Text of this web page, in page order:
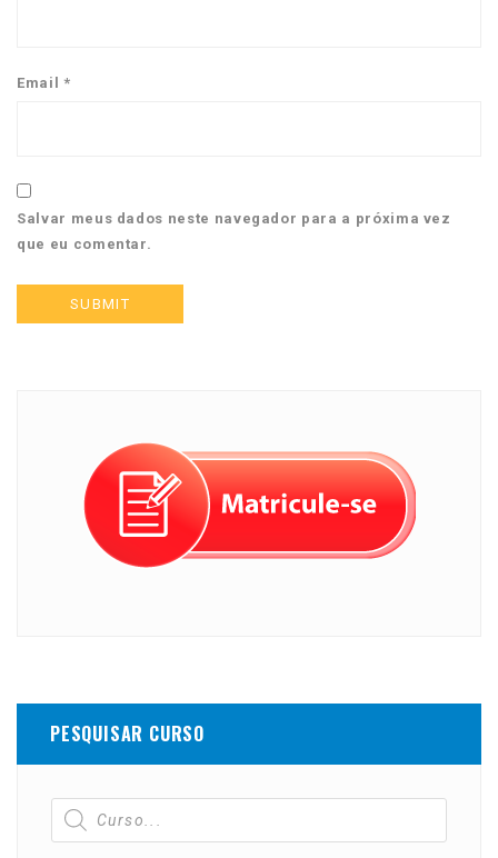
Email *
Salvar meus dados neste navegador para a próxima vez
que eu comentar.
PESQUISAR CURSO